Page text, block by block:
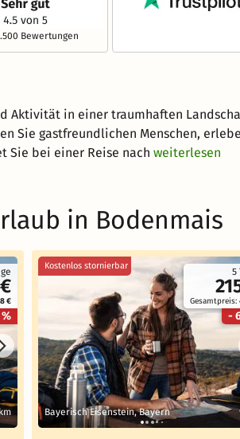
Bewertungen
Aktivität in einer traumhaften
Sie gastfreundlichen Menschen,
Sie bei einer Reise nach weiterlesen
in Bodenmais
€
5
Gesamtpreis:
-
Kostenlos stornierbar
Bayerisch Eisenstein, Bayern